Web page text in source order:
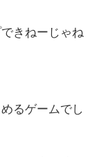
きねーじゃね
るゲームでし